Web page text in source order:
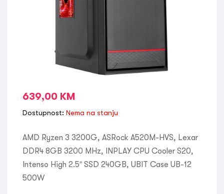
639,00 KM
Dostupnost: Nema na stanju
AMD Ryzen 3 3200G, ASRock A520M-HVS, Lexar
DDR4 8GB 3200 MHz, INPLAY CPU Cooler S20,
Intenso High 2.5” SSD 240GB, UBIT Case UB-12
500W